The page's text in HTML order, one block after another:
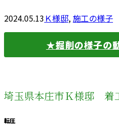
2024.05.13Ｋ様邸,施工の様子
★掘削の様子の
埼玉県本庄市Ｋ様邸 着
転圧